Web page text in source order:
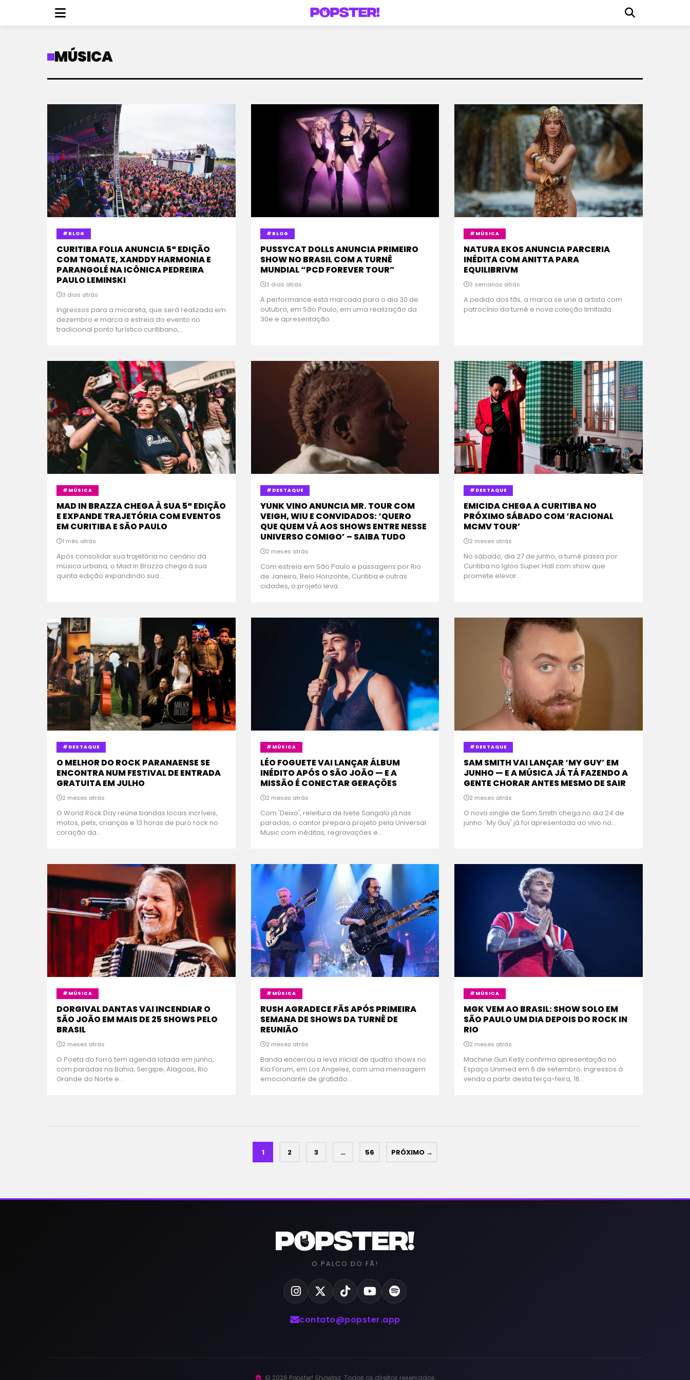
MÚSICA
#BLOG
CURITIBA FOLIA ANUNCIA 5ª EDIÇÃO
COM TOMATE, XANDDY HARMONIA E
PARANGOLÉ NA ICÔNICA PEDREIRA
PAULO LEMINSKI
3 dias atrás
Ingressos para a micareta, que será realizada em
dezembro e marca a estreia do evento no
tradicional ponto turístico curitibano,...
#BLOG
PUSSYCAT DOLLS ANUNCIA PRIMEIRO
SHOW NO BRASIL COM A TURNÊ
MUNDIAL “PCD FOREVER TOUR”
3 dias atrás
A performance está marcada para o dia 30 de
outubro, em São Paulo, em uma realização da
30e e apresentação...
#MÚSICA
NATURA EKOS ANUNCIA PARCERIA
INÉDITA COM ANITTA PARA
EQUILIBRIVM
3 semanas atrás
A pedido dos fãs, a marca se une à artista com
patrocínio da turnê e nova coleção limitada.
#MÚSICA
MAD IN BRAZZA CHEGA À SUA 5ª EDIÇÃO
E EXPANDE TRAJETÓRIA COM EVENTOS
EM CURITIBA E SÃO PAULO
1 mês atrás
Após consolidar sua trajetória no cenário da
música urbana, o Mad in Brazza chega à sua
quinta edição expandindo sua...
#DESTAQUE
YUNK VINO ANUNCIA MR. TOUR COM
VEIGH, WIU E CONVIDADOS: ‘QUERO
QUE QUEM VÁ AOS SHOWS ENTRE NESSE
UNIVERSO COMIGO’ – SAIBA TUDO
2 meses atrás
Com estreia em São Paulo e passagens por Rio
de Janeiro, Belo Horizonte, Curitiba e outras
cidades, o projeto leva...
#DESTAQUE
EMICIDA CHEGA A CURITIBA NO
PRÓXIMO SÁBADO COM ‘RACIONAL
MCMV TOUR’
2 meses atrás
No sábado, dia 27 de junho, a turnê passa por
Curitiba no Igloo Super Hall com show que
promete elevar...
#DESTAQUE
O MELHOR DO ROCK PARANAENSE SE
ENCONTRA NUM FESTIVAL DE ENTRADA
GRATUITA EM JULHO
2 meses atrás
O World Rock Day reúne bandas locais incríveis,
motos, pets, crianças e 13 horas de puro rock no
coração da...
#MÚSICA
LÉO FOGUETE VAI LANÇAR ÁLBUM
INÉDITO APÓS O SÃO JOÃO — E A
MISSÃO É CONECTAR GERAÇÕES
2 meses atrás
Com 'Deixo', releitura de Ivete Sangalo já nas
paradas, o cantor prepara projeto pela Universal
Music com inéditas, regravações e...
#DESTAQUE
SAM SMITH VAI LANÇAR ‘MY GUY’ EM
JUNHO — E A MÚSICA JÁ TÁ FAZENDO A
GENTE CHORAR ANTES MESMO DE SAIR
2 meses atrás
O novo single de Sam Smith chega no dia 24 de
junho. 'My Guy' já foi apresentada ao vivo na...
#MÚSICA
DORGIVAL DANTAS VAI INCENDIAR O
SÃO JOÃO EM MAIS DE 25 SHOWS PELO
BRASIL
2 meses atrás
O Poeta do forró tem agenda lotada em junho,
com paradas na Bahia, Sergipe, Alagoas, Rio
Grande do Norte e...
#MÚSICA
RUSH AGRADECE FÃS APÓS PRIMEIRA
SEMANA DE SHOWS DA TURNÊ DE
REUNIÃO
2 meses atrás
Banda encerrou a leva inicial de quatro shows no
Kia Forum, em Los Angeles, com uma mensagem
emocionante de gratidão...
#MÚSICA
MGK VEM AO BRASIL: SHOW SOLO EM
SÃO PAULO UM DIA DEPOIS DO ROCK IN
RIO
2 meses atrás
Machine Gun Kelly confirma apresentação no
Espaço Unimed em 6 de setembro. Ingressos à
venda a partir desta terça-feira, 16...
1 2 3 … 56 PRÓXIMO →
O PALCO DO FÃ!
contato@popster.app
© 2026 Popster! Showbiz. Todos os direitos reservados.